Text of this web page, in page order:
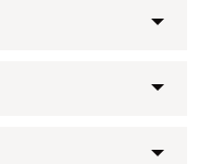
kolor szary oraz